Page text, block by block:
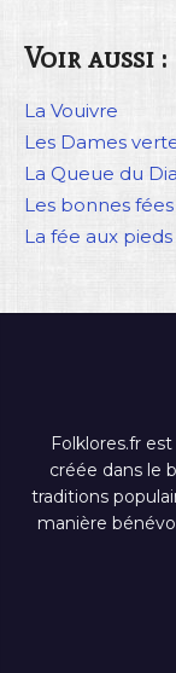
Voir aussi :
La Vouivre
Les Dames
La Queue du
Les bonnes
La fée aux pieds
Folklores.fr
créée dans le
traditions
manière